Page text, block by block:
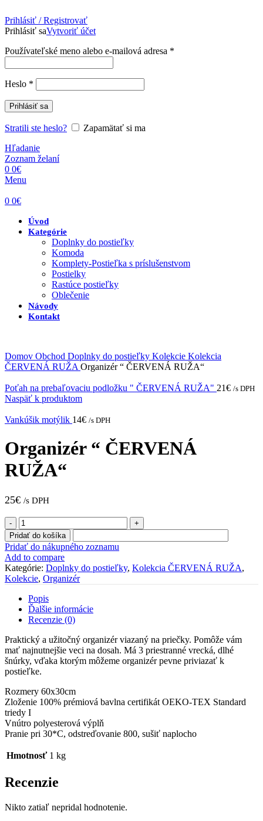
Prihlásiť / Registrovať
Prihlásiť saVytvoriť účet
Používateľské meno alebo e-mailová adresa *
Heslo *
Prihlásiť sa
Stratili ste heslo?
Zapamätať si ma
Hľadanie
Zoznam želaní
0 0€
Menu
0 0€
Úvod
Kategórie
Doplnky do postieľky
Komoda
Komplety-Postieľka s príslušenstvom
Postielky
Rastúce postieľky
Oblečenie
Návody
Kontakt
Domov Obchod Doplnky do postieľky Kolekcie Kolekcia
ČERVENÁ RUŽA Organizér “ ČERVENÁ RUŽA“
Poťah na prebaľovaciu podložku " ČERVENÁ RUŽA" 21€ /s DPH
Naspäť k produktom
Vankúšik motýlik 14€ /s DPH
Organizér “ ČERVENÁ
RUŽA“
25€ /s DPH
množstvo
Organizér
"
ČERVENÁ
RUŽA"
Pridať do košíka
Pridať do nákupného zoznamu
Add to compare
Kategórie: Doplnky do postieľky, Kolekcia ČERVENÁ RUŽA,
Kolekcie, Organizér
Popis
Ďalšie informácie
Recenzie (0)
Praktický a užitočný organizér viazaný na priečky. Pomôže vám
mať najnutnejšie veci na dosah. Má 3 priestranné vrecká, dlhé
šnúrky, vďaka ktorým môžeme organizér pevne priviazať k
postieľke.
Rozmery 60x30cm
Zloženie 100% prémiová bavlna certifikát OEKO-TEX Standard
triedy I
Vnútro polyesterová výplň
Pranie pri 30*C, odstreďovanie 800, sušiť naplocho
Hmotnosť 1 kg
Recenzie
Nikto zatiaľ nepridal hodnotenie.